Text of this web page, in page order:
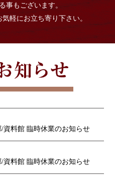
事もございます。
軽にお立ち寄り下さい。
/資料館 臨時休業のお知らせ
/資料館 臨時休業のお知らせ